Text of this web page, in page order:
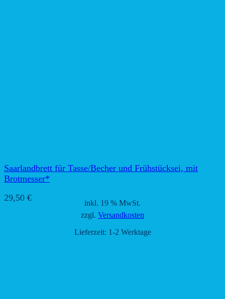
Saarlandbrett für Tasse/Becher und Frühstücksei, mit
Brotmesser*
29,50 €
inkl. 19 % MwSt.
zzgl. Versandkosten
Lieferzeit: 1-2 Werktage